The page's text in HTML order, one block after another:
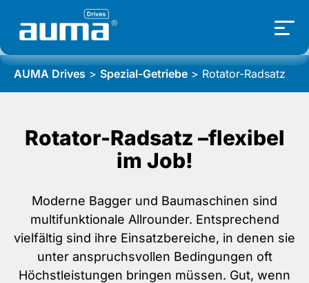
AUMA Drives > Spezial-Getriebe > Rotator-Radsatz
Rotator-Radsatz –flexibel
im Job!
Moderne Bagger und Baumaschinen sind
multifunktionale Allrounder. Entsprechend
vielfältig sind ihre Einsatzbereiche, in denen sie
unter anspruchsvollen Bedingungen oft
Höchstleistungen bringen müssen. Gut, wenn